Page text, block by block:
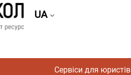
UA
Сервіси для юристів